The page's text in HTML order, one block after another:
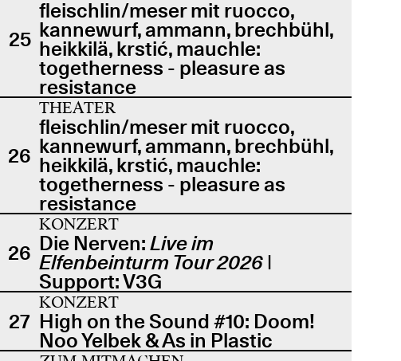
25
fleischlin/meser mit ruocco,
kannewurf, ammann, brechbühl,
heikkilä, krstić, mauchle:
togetherness - pleasure as
resistance
26
THEATER
fleischlin/meser mit ruocco,
kannewurf, ammann, brechbühl,
heikkilä, krstić, mauchle:
togetherness - pleasure as
resistance
26
KONZERT
Die Nerven:Live im
Elfenbeinturm Tour 2026 |
Support: V3G
27
KONZERT
High on the Sound #10: Doom!
Noo Yelbek & As in Plastic